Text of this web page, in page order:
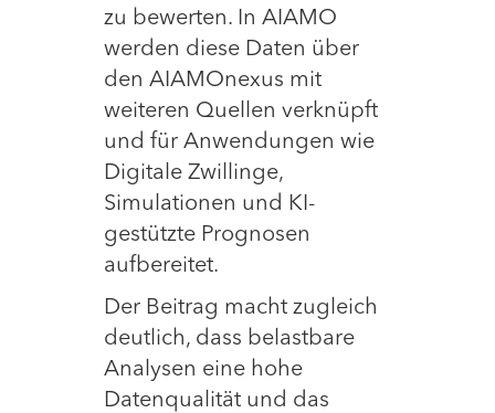
zu bewerten. In AIAMO
werden diese Daten über
den AIAMOnexus mit
weiteren Quellen verknüpft
und für Anwendungen wie
Digitale Zwillinge,
Simulationen und KI-
gestützte Prognosen
aufbereitet.
Der Beitrag macht zugleich
deutlich, dass belastbare
Analysen eine hohe
Datenqualität und das